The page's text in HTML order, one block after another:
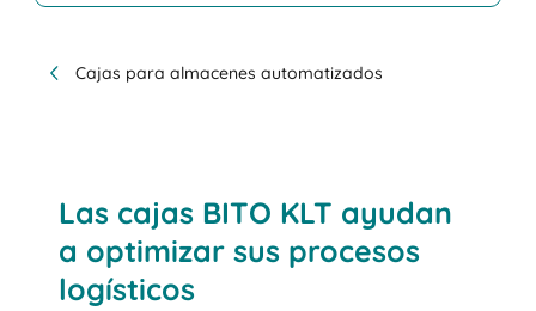
Cajas para almacenes automatizados
Las cajas BITO KLT ayudan
a optimizar sus procesos
logísticos